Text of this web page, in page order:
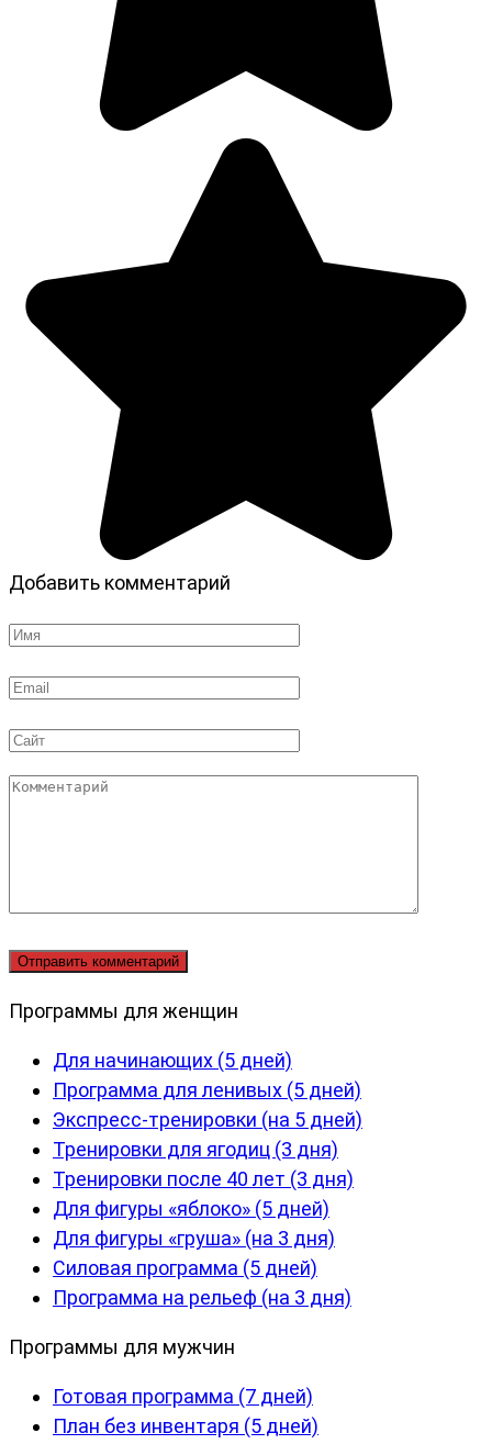
Добавить комментарий
Имя
Email
Сайт
Комментарий
Программы для женщин
Для начинающих (5 дней)
Программа для ленивых (5 дней)
Экспресс-тренировки (на 5 дней)
Тренировки для ягодиц (3 дня)
Тренировки после 40 лет (3 дня)
Для фигуры «яблоко» (5 дней)
Для фигуры «груша» (на 3 дня)
Силовая программа (5 дней)
Программа на рельеф (на 3 дня)
Программы для мужчин
Готовая программа (7 дней)
План без инвентаря (5 дней)